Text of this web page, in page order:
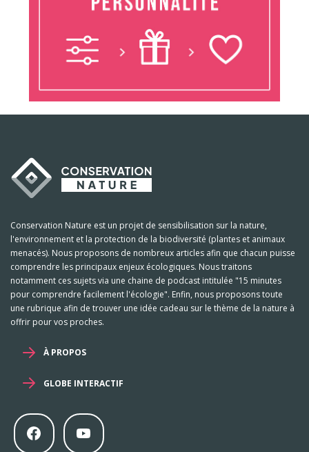
Conservation Nature est un projet de sensibilisation sur la nature,
l'environnement et la protection de la biodiversité (plantes et animaux
menacés). Nous proposons de nombreux articles afin que chacun puisse
comprendre les principaux enjeux écologiques. Nous traitons
notamment ces sujets via une chaine de podcast intitulée "15 minutes
pour comprendre facilement l'écologie". Enfin, nous proposons toute
une rubrique afin de trouver une idée cadeau sur le thème de la nature à
offrir pour vos proches.
À PROPOS
GLOBE INTERACTIF